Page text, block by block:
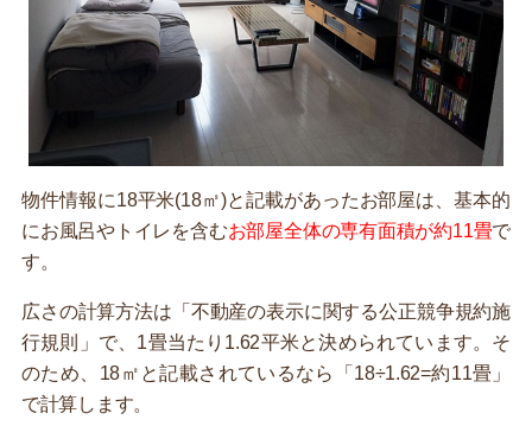
物件情報に18平米(18㎡)と記載があったお部屋は、基本的
にお風呂やトイレを含むお部屋全体の専有面積が約11畳で
す。
広さの計算方法は「不動産の表示に関する公正競争規約施
行規則」で、1畳当たり1.62平米と決められています。そ
のため、18㎡と記載されているなら「18÷1.62=約11畳」
で計算します。